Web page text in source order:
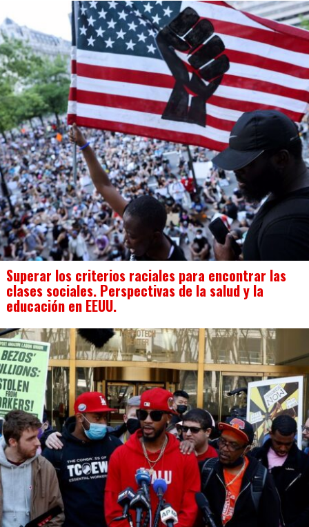
Superar los criterios raciales para encontrar las
clases sociales. Perspectivas de la salud y la
educación en EEUU.